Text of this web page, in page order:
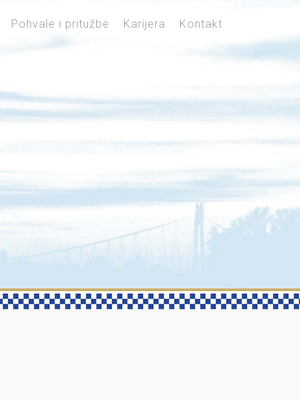
Pohvale i pritužbe Karijera Kontakt